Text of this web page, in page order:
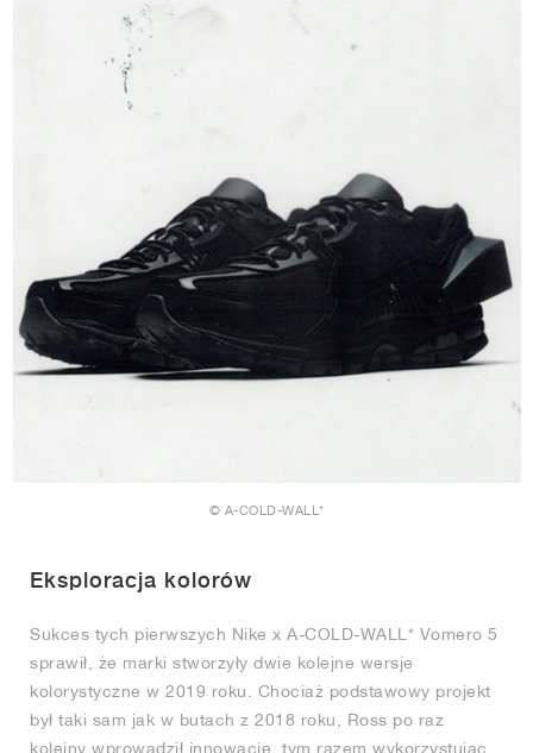
© A-COLD-WALL*
Eksploracja kolorów
Sukces tych pierwszych Nike x A-COLD-WALL* Vomero 5
sprawił, że marki stworzyły dwie kolejne wersje
kolorystyczne w 2019 roku. Chociaż podstawowy projekt
był taki sam jak w butach z 2018 roku, Ross po raz
kolejny wprowadził innowacje, tym razem wykorzystując